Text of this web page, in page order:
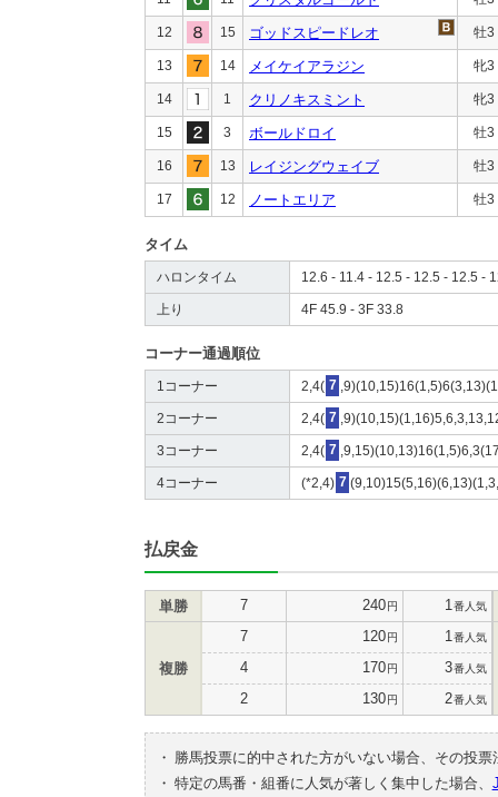
12 15 ゴッドスピードレオ 牡3
13 14 メイケイアラジン 牝3
14 1 クリノキスミント 牝3
15 3 ボールドロイ 牡3
16 13 レイジングウェイブ 牡3
17 12 ノートエリア 牡3
タイム
ハロンタイム 12.6 - 11.4 - 12.5 - 12.5 - 12.5 -
上り 4F 45.9 - 3F 33.8
コーナー通過順位
1コーナー 2,4( 7
2コーナー 2,4( 7
3コーナー 2,4( 7
4コーナー (*2,4) 7
払戻金
単勝 7 240円 1 番人気
複勝
7 120円 1 番人気
4 170円 3番人気
2 130円 2番人気
・
勝馬投票に的中された方がいない場合、その投
・ 特定の馬番・組番に人気が著しく集中した場合、